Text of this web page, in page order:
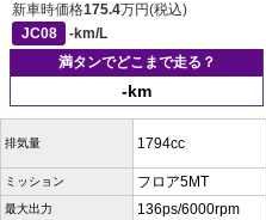
新車時価格175.4万円(税込)
JC08
-km/L
満タンでどこまで走る？
-km
排気量 1794cc
ミッション フロア5MT
最大出力 136ps/6000rpm